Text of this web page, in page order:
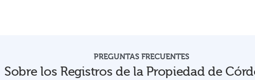
PREGUNTAS FRECUENTES
Sobre los Registros de la Propiedad de